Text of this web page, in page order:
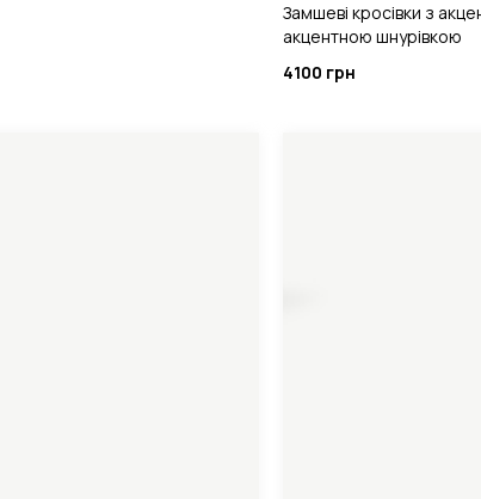
Замшеві кросівки з
акцентною шнурівкою
4100 грн